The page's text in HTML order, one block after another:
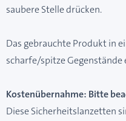
saubere Stelle drücken.
Das gebrauchte Produkt in
scharfe/spitze Gegenstände
Kostenübernahme: Bitte
Diese Sicherheitslanzetten